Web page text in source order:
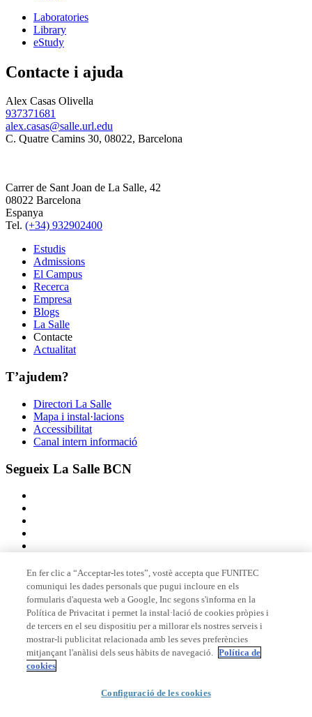
Laboratories
Library
eStudy
Contacte i ajuda
Alex Casas Olivella
937371681
alex.casas@salle.url.edu
C. Quatre Camins 30, 08022, Barcelona
Carrer de Sant Joan de La Salle, 42
08022 Barcelona
Espanya
Tel. (+34) 932902400
Estudis
Admissions
El Campus
Recerca
Empresa
Blogs
La Salle
Contacte
Actualitat
T’ajudem?
Directori La Salle
Mapa i instal·lacions
Accessibilitat
Canal intern informació
Segueix La Salle BCN
Membre de
Acreditacions
© 2026 La Salle Campus Barcelona - URL |Avís legal
En fer clic a “Acceptar-les totes”, vostè accepta que FUNITEC
comuniqui les dades personals que pugui incloure en els
formularis d'aquesta web a Google, Inc segons s'informa en la
Política de Privacitat i permet la instal·lació de cookies pròpies i
de tercers en el seu dispositiu per a millorar els nostres serveis i
mostrar-li publicitat relacionada amb les seves preferències
mitjançant l'anàlisi dels seus hàbits de navegació. Política de
cookies
Configuració de les cookies